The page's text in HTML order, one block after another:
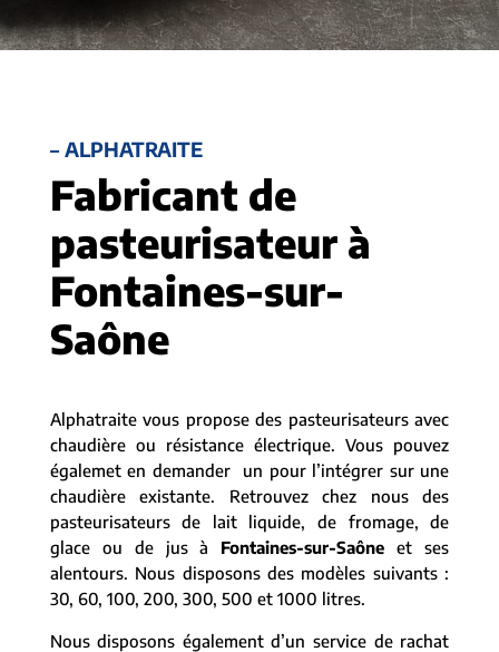
– ALPHATRAITE
Fabricant de
pasteurisateur à
Fontaines-sur-
Saône
Alphatraite vous propose des pasteurisateurs avec
chaudière ou résistance électrique. Vous pouvez
égalemet en demander un pour l’intégrer sur une
chaudière existante. Retrouvez chez nous des
pasteurisateurs de lait liquide, de fromage, de
glace ou de jus à Fontaines-sur-Saône et ses
alentours. Nous disposons des modèles suivants :
30, 60, 100, 200, 300, 500 et 1000 litres.
Nous disposons également d’un service de rachat